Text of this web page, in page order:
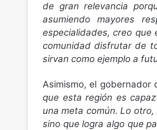
de gran relevancia
asumiendo mayores
especialidades, creo
comunidad disfrutar de
sirvan como ejemplo a
Asimismo, el gobernador
que esta región es
una meta común. Lo
sino que logra algo que